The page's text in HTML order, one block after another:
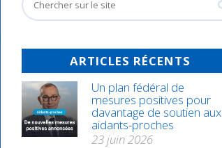
ARTICLES RÉCENTS
Un plan fédéral de
mesures positives pour
davantage de soutien aux
aidants-proches
23 juin 2026